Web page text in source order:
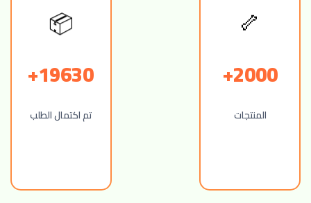
🦴
2000+
المنتجات
📦
19630+
تم اكتمال الطلب